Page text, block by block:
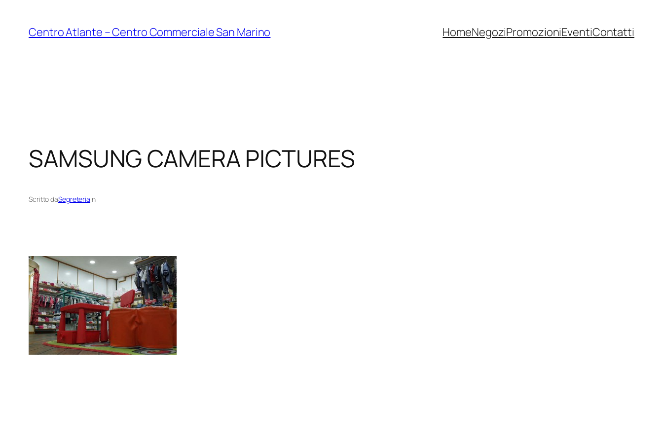
contenuto
Centro Atlante – Centro Commerciale San Marino HomeNegoziPromozioniEventiContatti
SAMSUNG CAMERA PICTURES
Scritto daSegreteriain